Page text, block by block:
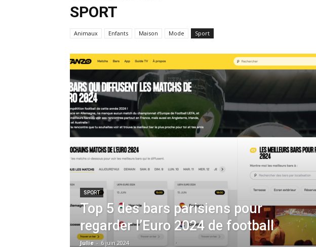
SPORT
Animaux Enfants Maison Mode Sport
SPORT
Top 5 des bars parisiens pour
regarder l’Euro 2024 de football
Julie - 6 juin 2024